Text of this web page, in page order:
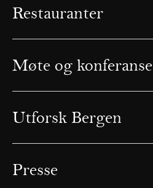
Restauranter
Møte og konferanse
Utforsk Bergen
Presse